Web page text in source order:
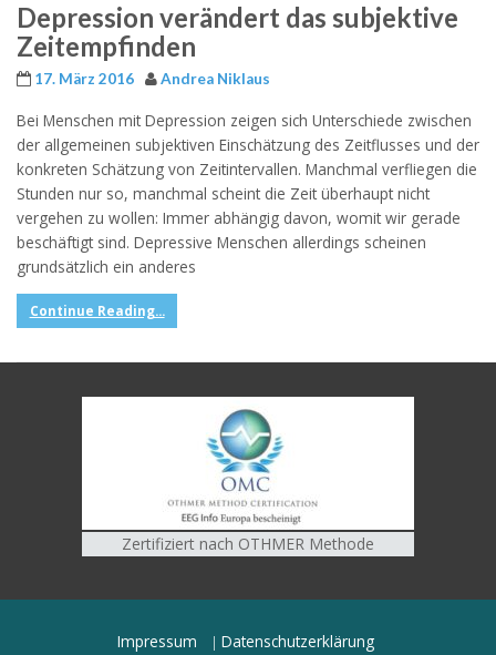
Depression verändert das subjektive
Zeitempfinden
17. März 2016 Andrea Niklaus
Bei Menschen mit Depression zeigen sich Unterschiede zwischen
der allgemeinen subjektiven Einschätzung des Zeitflusses und der
konkreten Schätzung von Zeitintervallen. Manchmal verfliegen die
Stunden nur so, manchmal scheint die Zeit überhaupt nicht
vergehen zu wollen: Immer abhängig davon, womit wir gerade
beschäftigt sind. Depressive Menschen allerdings scheinen
grundsätzlich ein anderes
Continue Reading...
Zertifiziert nach OTHMER Methode
Impressum
Datenschutzerklärung